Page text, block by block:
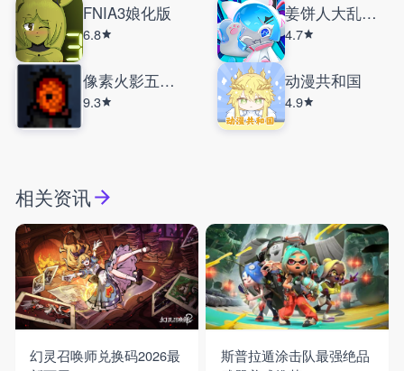
FNIA3娘化版
6.8
姜饼人大乱斗国际服
4.7
像素火影五影斑
9.3
动漫共和国
4.9
相关资讯
幻灵召唤师兑换码2026最
斯普拉遁涂击队最强绝品